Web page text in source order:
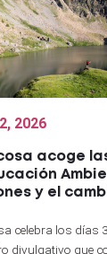
2026
acoge
y el
celebra los días
divulgativo que